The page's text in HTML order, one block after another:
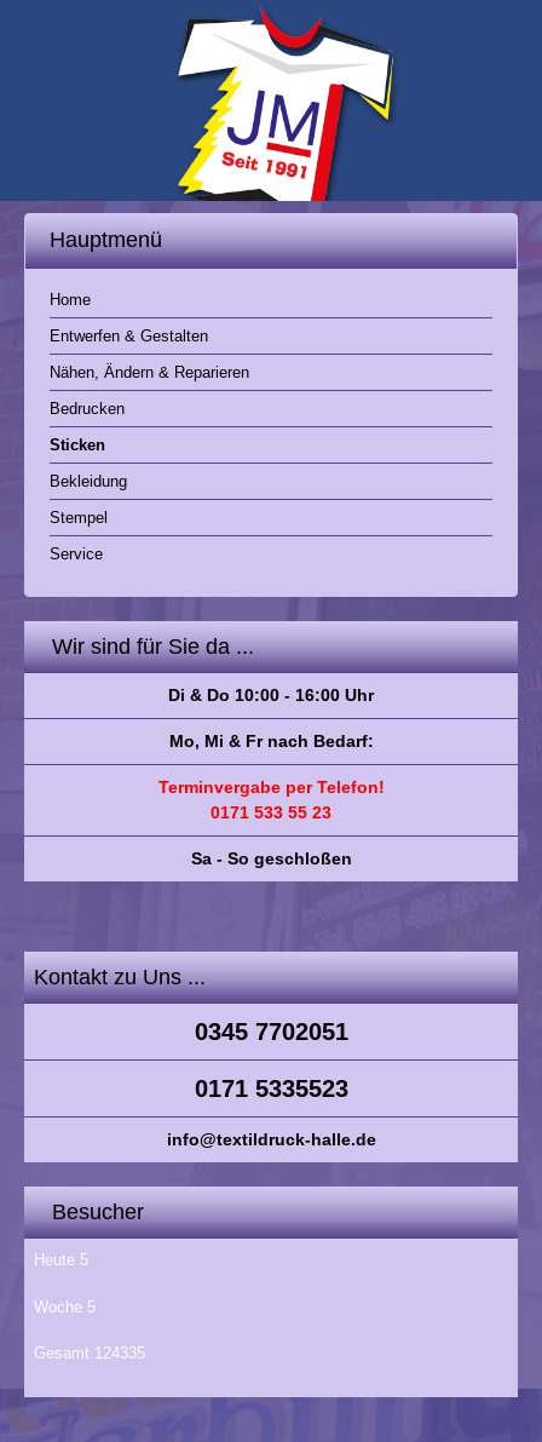
Hauptmenü
Home
Entwerfen & Gestalten
Nähen, Ändern & Reparieren
Bedrucken
Sticken
Bekleidung
Stempel
Service
Wir sind für Sie da ...
Di & Do 10:00 - 16:00 Uhr
Mo, Mi & Fr nach Bedarf:
Terminvergabe per Telefon!
0171 533 55 23
Sa - So geschloßen
Kontakt zu Uns ...
0345 7702051
0171 5335523
info@textildruck-halle.de
Besucher
Heute 5
Woche 5
Gesamt 124335